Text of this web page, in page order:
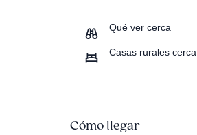
Qué ver cerca
Casas rurales cerca
Cómo llegar